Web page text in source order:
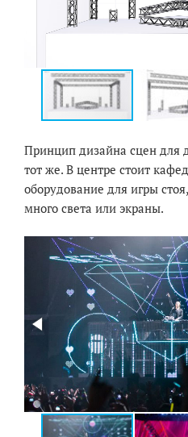
Принцип дизайна сцен для
тот же. В центре стоит
оборудование для игры
много света или экраны.